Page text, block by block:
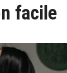
facile